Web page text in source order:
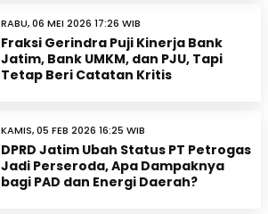
RABU, 06 MEI 2026 17:26 WIB
Fraksi Gerindra Puji Kinerja Bank
Jatim, Bank UMKM, dan PJU, Tapi
Tetap Beri Catatan Kritis
KAMIS, 05 FEB 2026 16:25 WIB
DPRD Jatim Ubah Status PT Petrogas
Jadi Perseroda, Apa Dampaknya
bagi PAD dan Energi Daerah?